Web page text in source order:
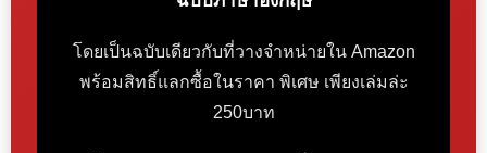
โดยเป็นฉบับเดียวกับที่วางจำหน่ายใน Amazon
พร้อมสิทธิ์แลกซื้อในราคา พิเศษ เพียงเล่มล่ะ
250บาท